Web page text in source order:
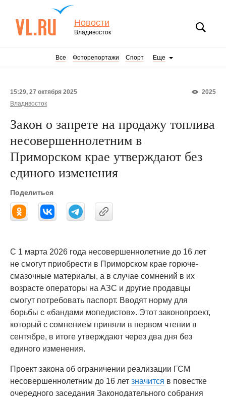
Новости
Владивосток
Все Фоторепортажи Спорт Еще
2025
15:29, 27 октября 2025
Владивосток
Закон о запрете на продажу топлива
несовершеннолетним в
Приморском крае утверждают без
единого изменения
Поделиться
С 1 марта 2026 года несовершеннолетние до 16 лет
не смогут приобрести в Приморском крае горюче-
смазочные материалы, а в случае сомнений в их
возрасте операторы на АЗС и другие продавцы
смогут потребовать паспорт. Вводят норму для
борьбы с «бандами мопедистов». Этот законопроект,
который с сомнением приняли в первом чтении в
сентябре, в итоге утверждают через два дня без
единого изменения.
Проект закона об ограничении реализации ГСМ
несовершеннолетним до 16 лет значится в повестке
очередного заседания Законодательного собрания